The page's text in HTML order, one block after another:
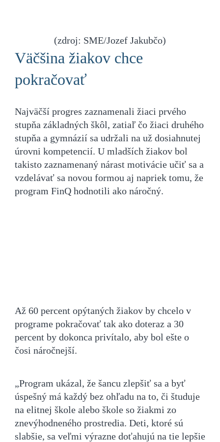
(zdroj: SME/Jozef Jakubčo)
Väčšina žiakov chce
pokračovať
Najväčší progres zaznamenali žiaci prvého
stupňa základných škôl, zatiaľ čo žiaci druhého
stupňa a gymnázií sa udržali na už dosiahnutej
úrovni kompetencií. U mladších žiakov bol
takisto zaznamenaný nárast motivácie učiť sa a
vzdelávať sa novou formou aj napriek tomu, že
program FinQ hodnotili ako náročný.
Až 60 percent opýtaných žiakov by chcelo v
programe pokračovať tak ako doteraz a 30
percent by dokonca privítalo, aby bol ešte o
čosi náročnejší.
„Program ukázal, že šancu zlepšiť sa a byť
úspešný má každý bez ohľadu na to, či študuje
na elitnej škole alebo škole so žiakmi zo
znevýhodneného prostredia. Deti, ktoré sú
slabšie, sa veľmi výrazne doťahujú na tie lepšie